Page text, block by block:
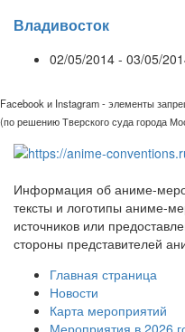
Владивосток
02/05/2014 - 03/05/
Facebook и Instagram - элементы
(по решению Тверского суда города
Информация об аниме-
тексты и логотипы аниме-
источников или
стороны представителей
Главная страница
Новости
Карта мероприятий